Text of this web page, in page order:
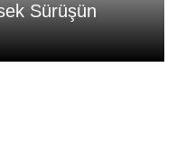
Sürüşün